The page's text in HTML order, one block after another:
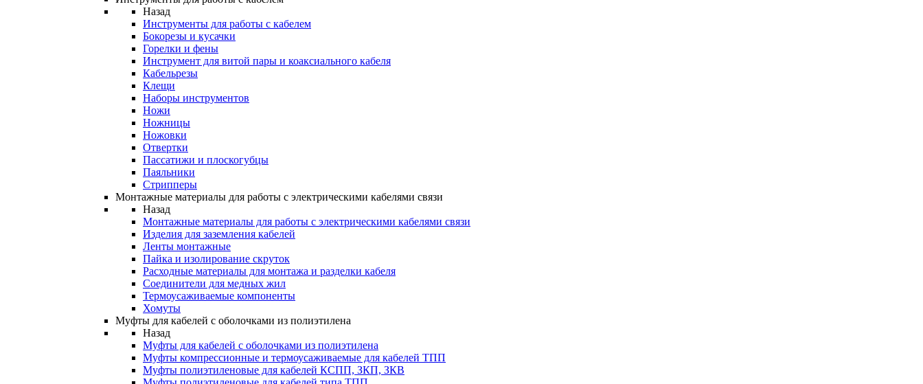
Назад
Инструменты для работы с кабелем
Бокорезы и кусачки
Горелки и фены
Инструмент для витой пары и коаксиального кабеля
Кабельрезы
Клещи
Наборы инструментов
Ножи
Ножницы
Ножовки
Отвертки
Пассатижи и плоскогубцы
Паяльники
Стрипперы
Монтажные материалы для работы с электрическими кабелями связи
Назад
Монтажные материалы для работы с электрическими кабелями связи
Изделия для заземления кабелей
Ленты монтажные
Пайка и изолирование скруток
Расходные материалы для монтажа и разделки кабеля
Соединители для медных жил
Термоусаживаемые компоненты
Хомуты
Муфты для кабелей с оболочками из полиэтилена
Назад
Муфты для кабелей с оболочками из полиэтилена
Муфты компрессионные и термоусаживаемые для кабелей ТПП
Муфты полиэтиленовые для кабелей КСПП, ЗКП, ЗКВ